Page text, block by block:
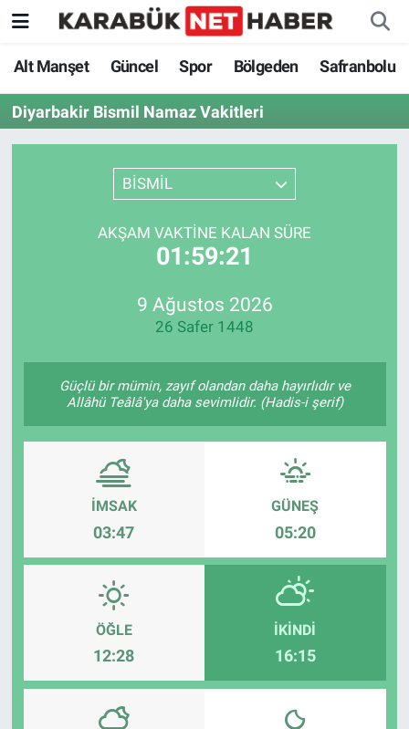
Alt Manşet Güncel Spor Bölgeden Safranbolu
Diyarbakir Bismil Namaz Vakitleri
BİSMİL
AKŞAM VAKTINE KALAN SÜRE
01:59:21
9 Ağustos 2026
26 Safer 1448
Güçlü bir mümin, zayıf olandan daha hayırlıdır ve
Allâhü Teâlâ'ya daha sevimlidir. (Hadis-i şerif)
İMSAK
03:47
GÜNEŞ
05:20
ÖĞLE
12:28
İKINDI
16:15